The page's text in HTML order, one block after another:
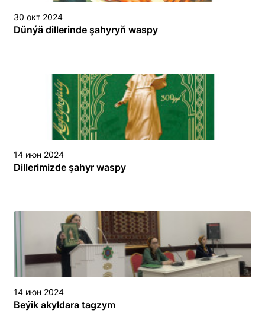
30 окт 2024
Dünýä dillerinde şahyryň waspy
14 июн 2024
Dillerimizde şahyr waspy
14 июн 2024
Beýik akyldara tagzym